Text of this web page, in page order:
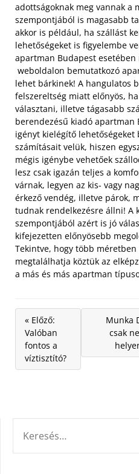
adottságoknak meg vannak a
szempontjából is magasabb
akkor is például, ha szállást
lehetőségeket is figyelembe
apartman Budapest
weboldalon bemutatkozó
lehet bárkinek! A hangulatos
felszereltség miatt előnyös,
választani, illetve tágasabb
berendezésű kiadó
igényt kielégítő
számításait velük, hiszen
mégis igénybe vehetőek
lesz csak igazán teljes a
várnak, legyen az kis- vagy
érkező vendég, illetve párok,
tudnak rendelkezésre állni! A
szempontjából azért is jó
kifejezetten előnyösebb
Tekintve, hogy több
megtalálhatja köztük az
a más és más apartman
« Előző:
Valóban
fontos a
víztisztító?
Munka
csak